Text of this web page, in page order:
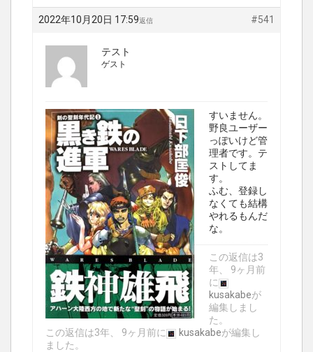
2022年10月20日 17:59 #541
返信
テスト
ゲスト
すいません。
野良ユーザー
っぽいけど管
理者です。テ
ストしてま
す。
ふむ、登録し
なくても結構
やれるもんだ
な。
この返信は3
年、 9ヶ月前
に
kusakabeが
編集しまし
た。
この返信は3年、 9ヶ月前に
kusakabeが編集し
ました。